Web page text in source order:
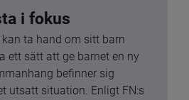
i fokus
ta hand om sitt barn
ett sätt att ge barnet en ny
befinner sig
utsatt situation. Enligt FN:s